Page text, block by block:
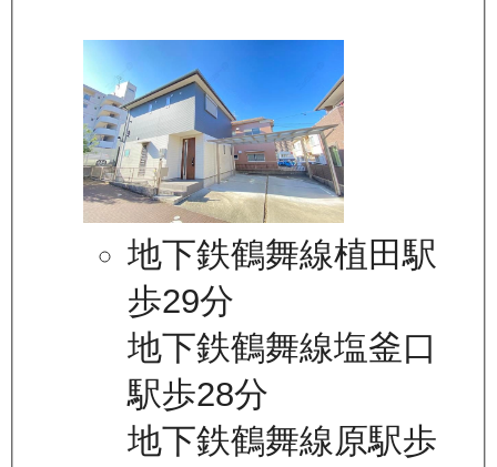
地下鉄鶴舞線植田駅
歩29分
地下鉄鶴舞線塩釜口
駅歩28分
地下鉄鶴舞線原駅歩